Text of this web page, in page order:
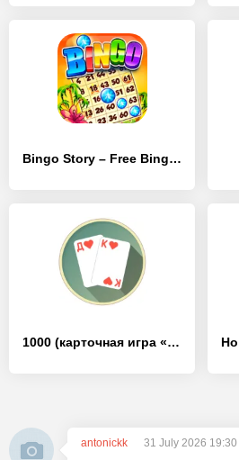
Bingo Story – Free Bingo Games
1000 (карточная игра «Тысяча»)
antonickk
31 July 2026 19:30